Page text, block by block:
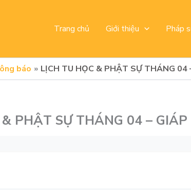
Trang chủ Giới thiệu Pháp
báo LỊCH TU HỌC & PHẬT SỰ THÁNG 04
PHẬT SỰ THÁNG 04 –